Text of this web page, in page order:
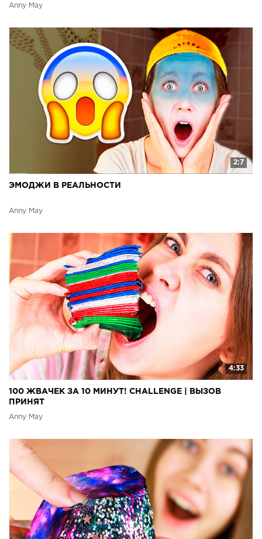
Anny May
2:7
ЭМОДЖИ В РЕАЛЬНОСТИ
Anny May
4:33
100 ЖВАЧЕК ЗА 10 МИНУТ! CHALLENGE | ВЫЗОВ
ПРИНЯТ
Anny May